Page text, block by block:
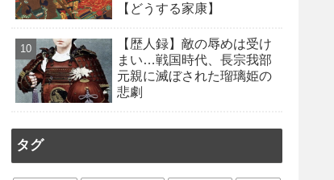
【どうする家康】
【歴人録】敵の辱めは受け
まい…戦国時代、長宗我部
元親に滅ぼされた瑠璃姫の
悲劇
タグ